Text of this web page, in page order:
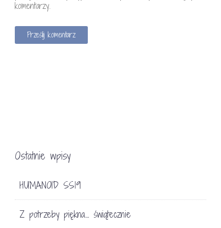
komentarzy.
Ostatnie wpisy
HUMANOID SS19
Z potrzeby piękna… świątecznie